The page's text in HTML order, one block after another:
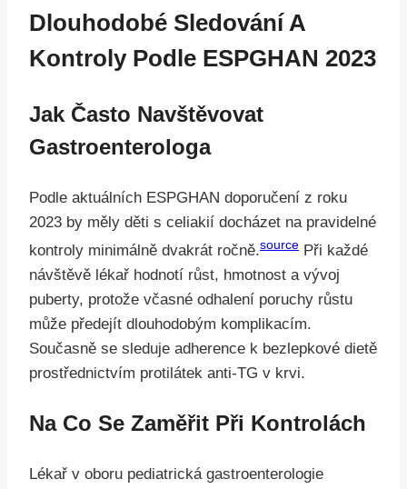
Dlouhodobé Sledování A
Kontroly Podle ESPGHAN 2023
Jak Často Navštěvovat
Gastroenterologa
Podle aktuálních ESPGHAN doporučení z roku
2023 by měly děti s celiakií docházet na pravidelné
kontroly minimálně dvakrát ročně.source Při každé
návštěvě lékař hodnotí růst, hmotnost a vývoj
puberty, protože včasné odhalení poruchy růstu
může předejít dlouhodobým komplikacím.
Současně se sleduje adherence k bezlepkové dietě
prostřednictvím protilátek anti-TG v krvi.
Na Co Se Zaměřit Při Kontrolách
Lékař v oboru pediatrická gastroenterologie